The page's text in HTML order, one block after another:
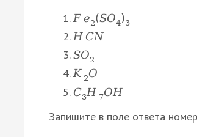
Fe2(SO4)3
H CN
SO2
K 2O
C3H 7OH
Запишите в поле ответа